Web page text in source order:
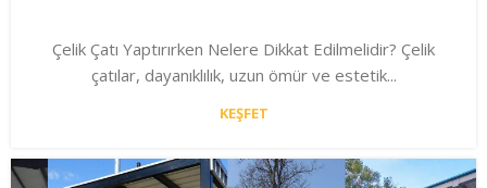
Çelik Çatı Yaptırırken Nelere Dikkat Edilmelidir? Çelik
çatılar, dayanıklılık, uzun ömür ve estetik...
KEŞFET